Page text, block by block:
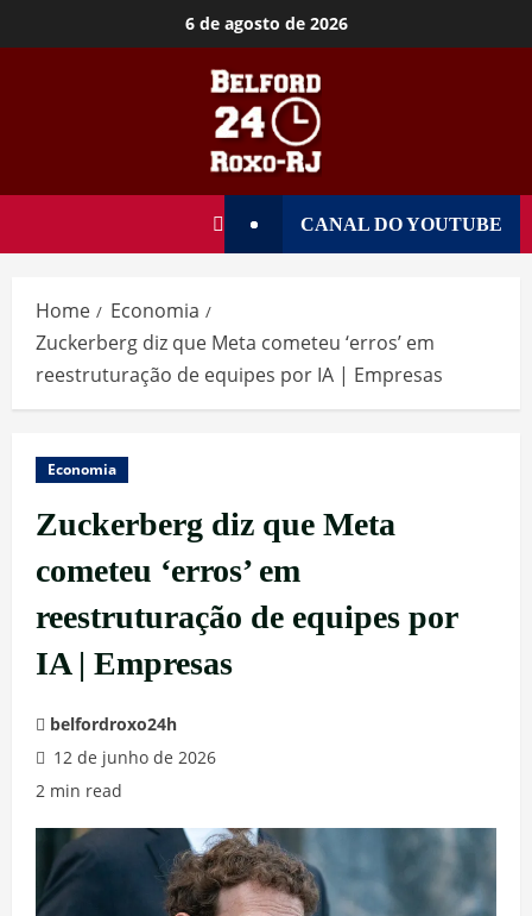
6 de agosto de 2026
CANAL DO YOUTUBE
Home
Economia
Zuckerberg diz que Meta cometeu ‘erros’ em
reestruturação de equipes por IA | Empresas
Economia
Zuckerberg diz que Meta
cometeu ‘erros’ em
reestruturação de equipes por
IA | Empresas
belfordroxo24h
12 de junho de 2026
2 min read